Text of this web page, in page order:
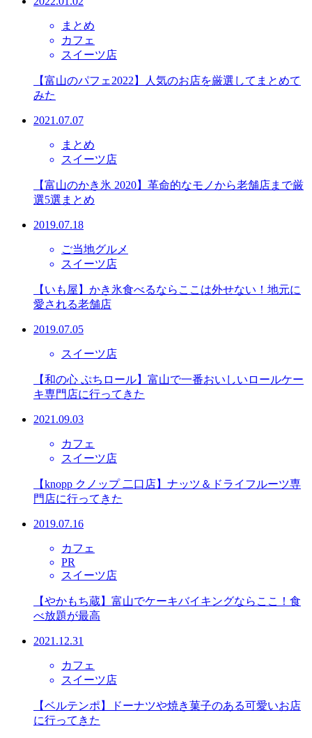
まとめ
カフェ
スイーツ店
【富山のパフェ2022】人気のお店を厳選してまとめて
みた
2021.07.07
まとめ
スイーツ店
【富山のかき氷 2020】革命的なモノから老舗店まで厳
選5選まとめ
2019.07.18
ご当地グルメ
スイーツ店
【いも屋】かき氷食べるならここは外せない！地元に
愛される老舗店
2019.07.05
スイーツ店
【和の心 ぷちロール】富山で一番おいしいロールケー
キ専門店に行ってきた
2021.09.03
カフェ
スイーツ店
【knopp クノップ 二口店】ナッツ＆ドライフルーツ専
門店に行ってきた
2019.07.16
カフェ
PR
スイーツ店
【やかもち蔵】富山でケーキバイキングならここ！食
べ放題が最高
2021.12.31
カフェ
スイーツ店
【ベルテンポ】ドーナツや焼き菓子のある可愛いお店
に行ってきた